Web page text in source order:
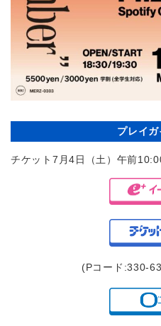
プレイ
チケット7月4日（土）午前
(Pコード:330-